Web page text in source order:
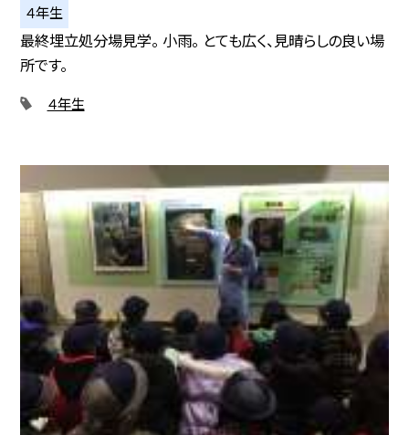
４年生
最終埋立処分場見学。 小雨。 とても広く、見晴らしの良い場
所です。
４年生